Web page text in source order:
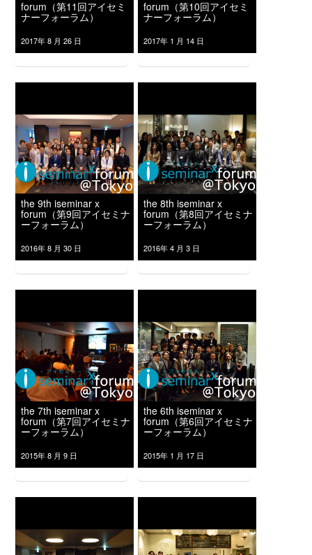
forum（第11回アイセミ
ナーフォーラム）
2017年 8 月 26 日
forum（第10回アイセミ
ナーフォーラム）
2017年 1 月 14 日
the 9th iseminar x
forum（第9回アイセミナ
ーフォーラム）
2016年 8 月 30 日
the 8th iseminar x
forum（第8回アイセミナ
ーフォーラム）
2016年 4 月 3 日
the 7th iseminar x
forum（第7回アイセミナ
ーフォーラム）
2015年 8 月 9 日
the 6th iseminar x
forum（第6回アイセミナ
ーフォーラム）
2015年 1 月 17 日